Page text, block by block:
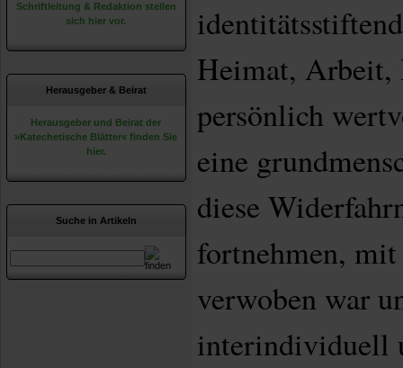
Schriftleitung & Redaktion stellen
sich hier vor.
Herausgeber & Beirat
Herausgeber und Beirat der
»Katechetische Blätter« finden Sie
hier.
Suche in Artikeln
Heimat, Arbeit,
persönlich
eine
diese
fortnehmen,
verwoben war
interindividuell